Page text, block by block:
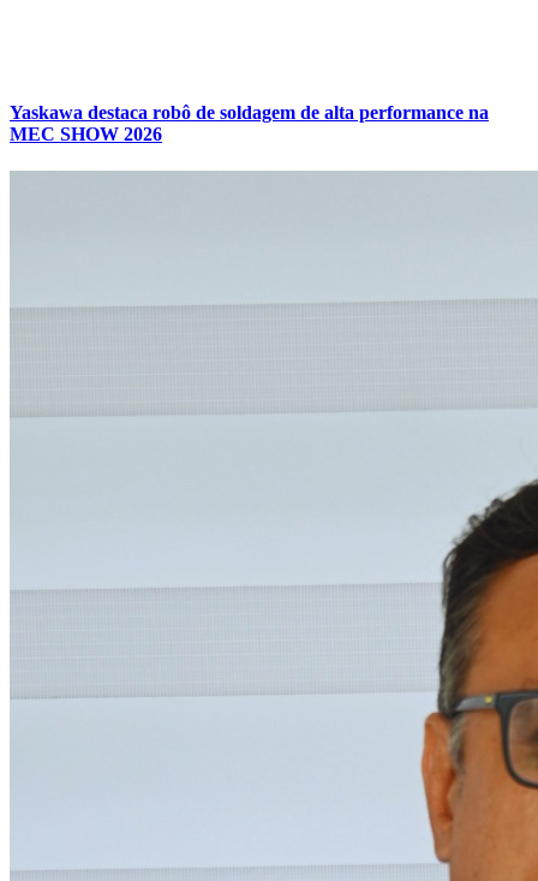
Yaskawa destaca robô de soldagem de alta performance na
MEC SHOW 2026